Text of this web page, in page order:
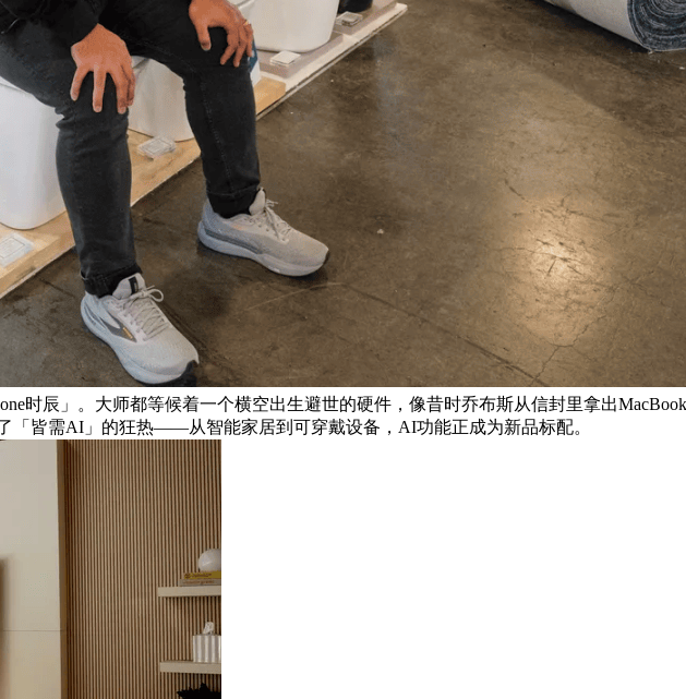
时辰」。大师都等候着一个横空出生避世的硬件，像昔时乔布斯从信封里拿出
「皆需AI」的狂热——从智能家居到可穿戴设备，AI功能正成为新品标配。